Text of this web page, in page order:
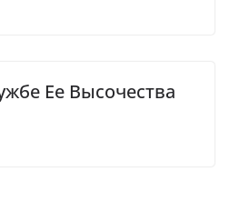
Ее Высочества